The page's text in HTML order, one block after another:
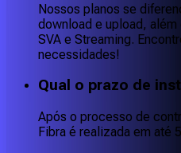
Nossos planos se
download e upload,
SVA e Streaming.
necessidades!
Qual o prazo de
Após o processo de
Fibra é realizada em até